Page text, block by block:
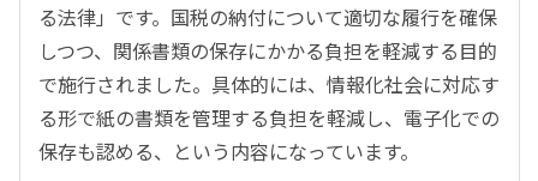
る法律」です。国税の納付について適切な履行を確保
しつつ、関係書類の保存にかかる負担を軽減する目的
で施行されました。具体的には、情報化社会に対応す
る形で紙の書類を管理する負担を軽減し、電子化での
保存も認める、という内容になっています。